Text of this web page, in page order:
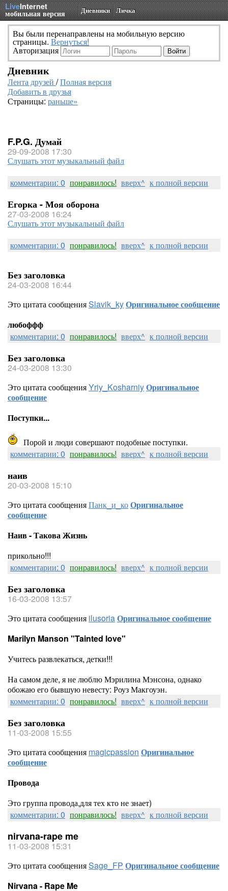
LiveInternet
мобильная версия Дневники Личка
Вы были перенаправлены на мобильную версию
страницы. Вернуться!
Авторизация
Дневник
Лента друзей /Полная версия
Добавить в друзья
Страницы: раньше»
F.P.G. Думай
29-09-2008 17:30
Слушать этот музыкальный файл
комментарии: 0 понравилось! вверх^ к полной версии
Егорка - Моя оборона
27-03-2008 16:24
Слушать этот музыкальный файл
комментарии: 0 понравилось! вверх^ к полной версии
Без заголовка
24-03-2008 16:44
Это цитата сообщенияSlavik_kyОригинальное сообщение
любоффф
комментарии: 0 понравилось! вверх^ к полной версии
Без заголовка
24-03-2008 13:30
Это цитата сообщенияYriy_KosharniyОригинальное
сообщение
Поступки...
Порой и люди совершают подобные поступки.
комментарии: 0 понравилось! вверх^ к полной версии
наив
20-03-2008 15:10
Это цитата сообщенияПанк_и_коОригинальное
сообщение
Наив - Такова Жизнь
прикольно!!!
комментарии: 0 понравилось! вверх^ к полной версии
Без заголовка
16-03-2008 13:57
Это цитата сообщения ilusoriaОригинальное сообщение
Marilyn Manson "Tainted love"
Учитесь развлекаться, детки!!!
На самом деле, я не люблю Мэрилина Мэнсона, однако
обожаю его бывшую невесту: Роуз Макгоуэн.
комментарии: 0 понравилось! вверх^ к полной версии
Без заголовка
11-03-2008 15:55
Это цитата сообщения magicpassion Оригинальное
сообщение
Провода
Это группа провода,для тех кто не знает)
комментарии: 0 понравилось! вверх^ к полной версии
nirvana-rape me
11-03-2008 15:31
Это цитата сообщенияSage_FP Оригинальное сообщение
Nirvana - Rape Me